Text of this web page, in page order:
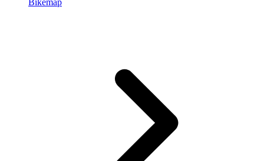
Bikemap